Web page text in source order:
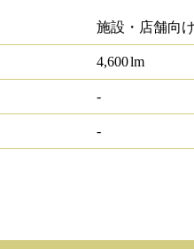
施設・店舗向
4,600lm
-
-